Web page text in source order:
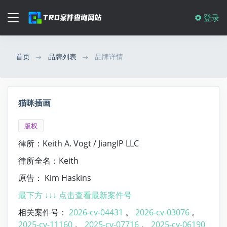
登录
首页 品牌列表 品牌详情
猫咪插画
版权
律所：Keith A. Vogt / JiangIP LLC
律所全名：Keith
原告： Kim Haskins
最下方 ↓↓↓ 点击查看最新案件号
相关案件号： 2026-cv-04431 。 2026-cv-03076 。
2025-cv-11160 。 2025-cv-07716 。 2025-cv-06190